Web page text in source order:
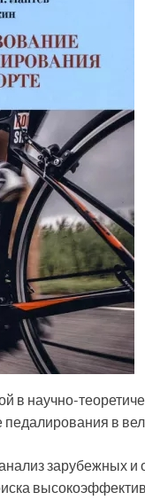
в научно-
в
зарубежных и